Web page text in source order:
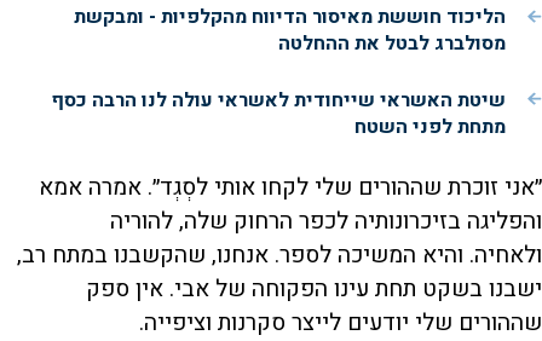
הליכוד חוששת מאיסור הדיווח מהקלפיות - ומבקשת
מסולברג לבטל את ההחלטה
שיטת האשראי שייחודית לאשראי עולה לנו הרבה כסף
מתחת לפני השטח
״אני זוכרת שההורים שלי לקחו אותי לסְגְד״. אמרה אמא
והפליגה בזיכרונותיה לכפר הרחוק שלה, להוריה
ולאחיה. והיא המשיכה לספר. אנחנו, שהקשבנו במתח רב,
ישבנו בשקט תחת עינו הפקוחה של אבי. אין ספק
שההורים שלי יודעים לייצר סקרנות וציפייה.